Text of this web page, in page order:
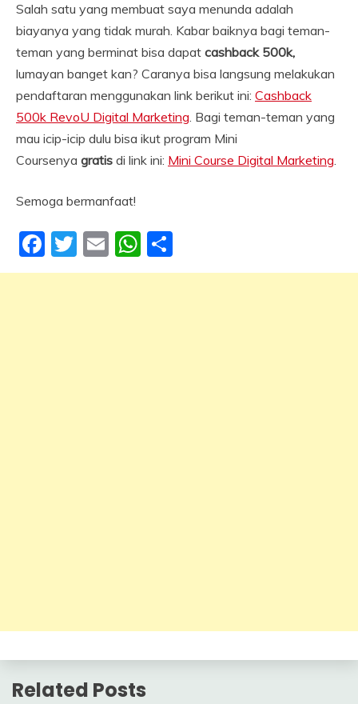
Salah satu yang membuat saya menunda adalah
biayanya yang tidak murah. Kabar baiknya bagi teman-
teman yang berminat bisa dapat cashback 500k,
lumayan banget kan? Caranya bisa langsung melakukan
pendaftaran menggunakan link berikut ini: Cashback
500k RevoU Digital Marketing. Bagi teman-teman yang
mau icip-icip dulu bisa ikut program Mini
Coursenya gratis di link ini: Mini Course Digital Marketing.
Semoga bermanfaat!
Facebook
Twitter
EmailWhatsApp
Related Posts